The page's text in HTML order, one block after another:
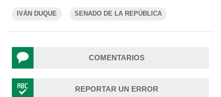
IVÁN DUQUE SENADO DE LA REPÚBLICA
COMENTARIOS
REPORTAR UN ERROR